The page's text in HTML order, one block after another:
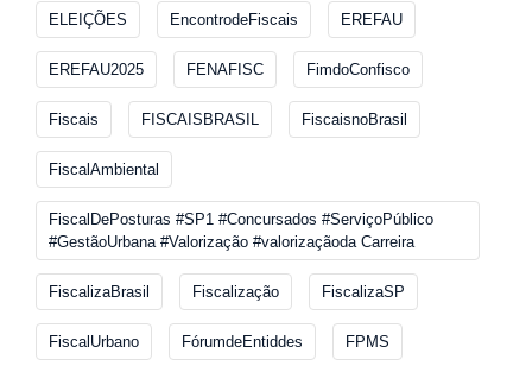
ELEIÇÕES EncontrodeFiscais EREFAU
EREFAU2025 FENAFISC FimdoConfisco
Fiscais FISCAISBRASIL FiscaisnoBrasil
FiscalAmbiental
FiscalDePosturas #SP1 #Concursados #ServiçoPúblico
#GestãoUrbana #Valorização #valorizaçãoda Carreira
FiscalizaBrasil Fiscalização FiscalizaSP
FiscalUrbano FórumdeEntiddes FPMS